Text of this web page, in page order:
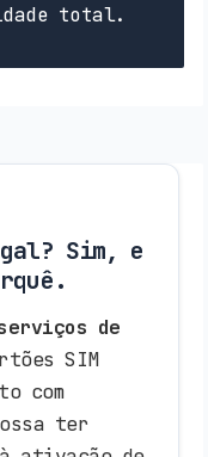
total.
Sim, e
de
SIM
com
ter